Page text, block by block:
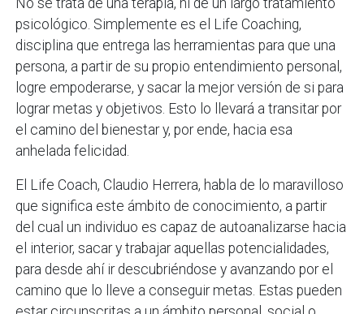
psicológico. Simplemente es el Life Coaching,
disciplina que entrega las herramientas para que una
persona, a partir de su propio entendimiento personal,
logre empoderarse, y sacar la mejor versión de si para
lograr metas y objetivos. Esto lo llevará a transitar por
el camino del bienestar y, por ende, hacia esa
anhelada felicidad.
El Life Coach, Claudio Herrera, habla de lo maravilloso
que significa este ámbito de conocimiento, a partir
del cual un individuo es capaz de autoanalizarse hacia
el interior, sacar y trabajar aquellas potencialidades,
para desde ahí ir descubriéndose y avanzando por el
camino que lo lleve a conseguir metas. Estas pueden